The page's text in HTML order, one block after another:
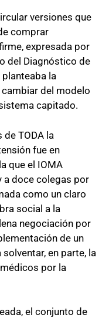
versiones que
comprar
expresada por
del Diagnóstico de
la
del modelo
capitado.
TODA la
fue en
que el IOMA
a doce colegas por
como un claro
social a la
negociación por
de un
en parte, la
por la
el conjunto de